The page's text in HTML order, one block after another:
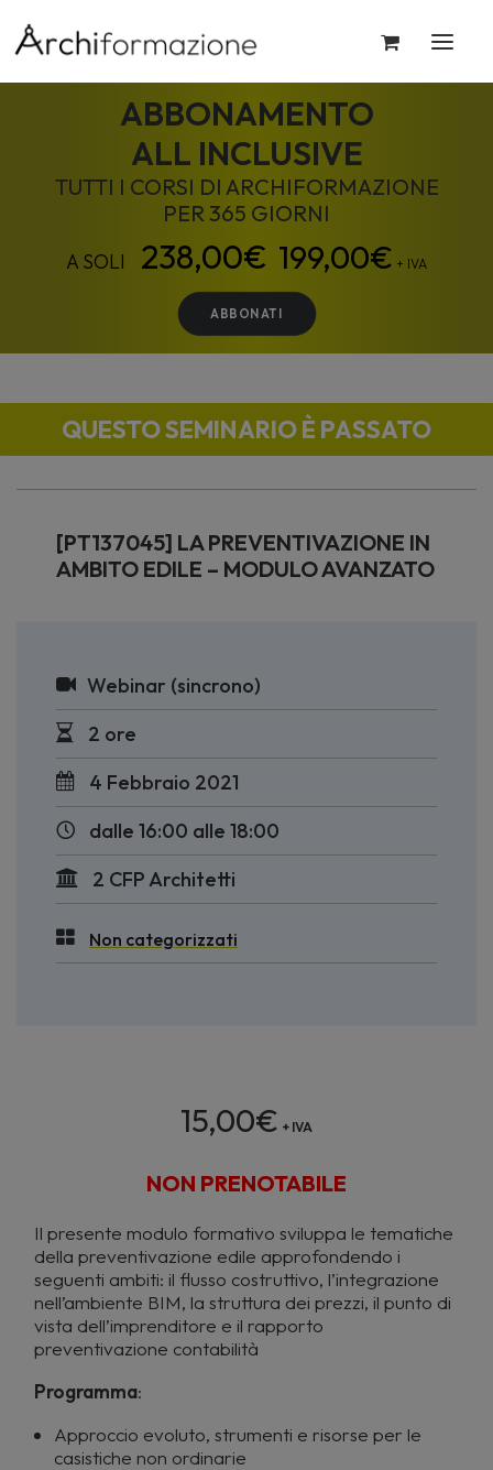
ABBONAMENTO
ALL INCLUSIVE
TUTTI I CORSI DI ARCHIFORMAZIONE
PER 365 GIORNI
199,00€ + IVA
ABBONATI
QUESTO SEMINARIO È PASSATO
[PT137045] LA PREVENTIVAZIONE IN
AMBITO EDILE – MODULO AVANZATO
Webinar (sincrono)
2 ore
4 Febbraio 2021
dalle 16:00 alle 18:00
2 CFP Architetti
Non categorizzati
15,00€ + IVA
NON PRENOTABILE
Il presente modulo formativo sviluppa le tematiche
della preventivazione edile approfondendo i
seguenti ambiti: il flusso costruttivo, l’integrazione
nell’ambiente BIM, la struttura dei prezzi, il punto di
vista dell’imprenditore e il rapporto
preventivazione contabilità
Programma:
Approccio evoluto, strumenti e risorse per le
casistiche non ordinarie